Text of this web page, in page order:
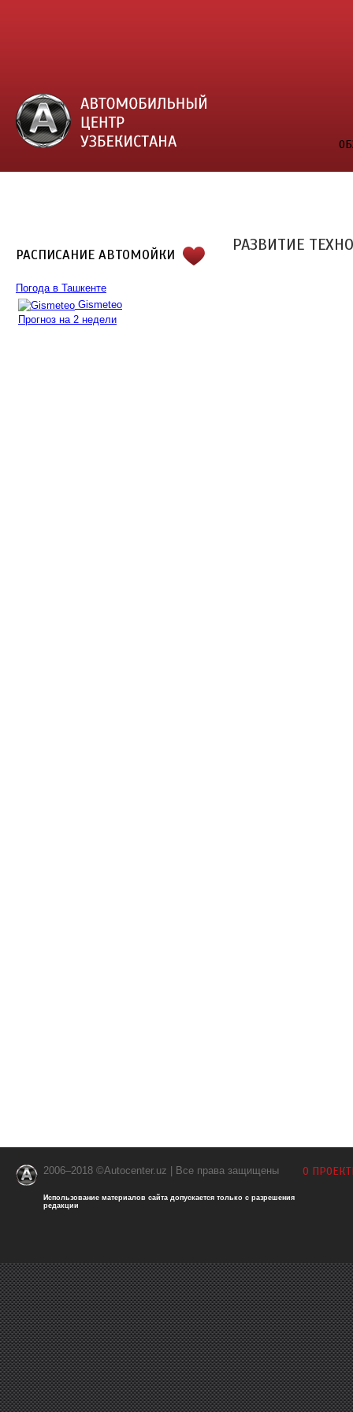
РАСПИСАНИЕ АВТОМОЙКИ
Погода в Ташкенте
Gismeteo
Прогноз на 2 недели
РАЗВИТИЕ
2006–2018 ©Autocenter.uz | Все права защищены
Использование материалов сайта допускается только с разрешения
редакции
О